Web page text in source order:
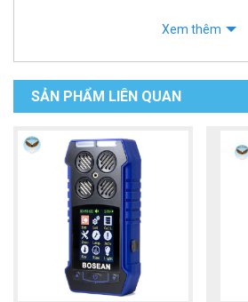
Tại sao nên chọn
Đa chức năng:Có thể đo
khác nhau như khí dễ cháy
độc (CO, H2S, NO2, SO2,...)
Thiết kế nhỏ gọn:
Dễ
dụng trong các điều kiện làm
Hiệu suất cao:
Cảm biến
Xem thêm
SẢN PHẨM LIÊN QUAN